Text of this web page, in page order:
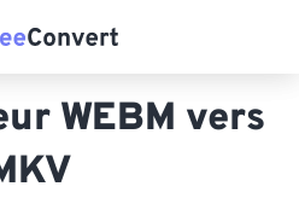
WEBM vers